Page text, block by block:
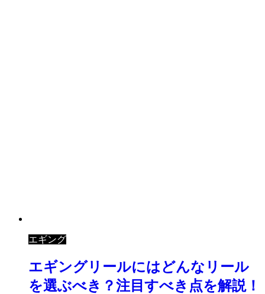
エギング
エギングリールにはどんなリール
を選ぶべき？注目すべき点を解説！